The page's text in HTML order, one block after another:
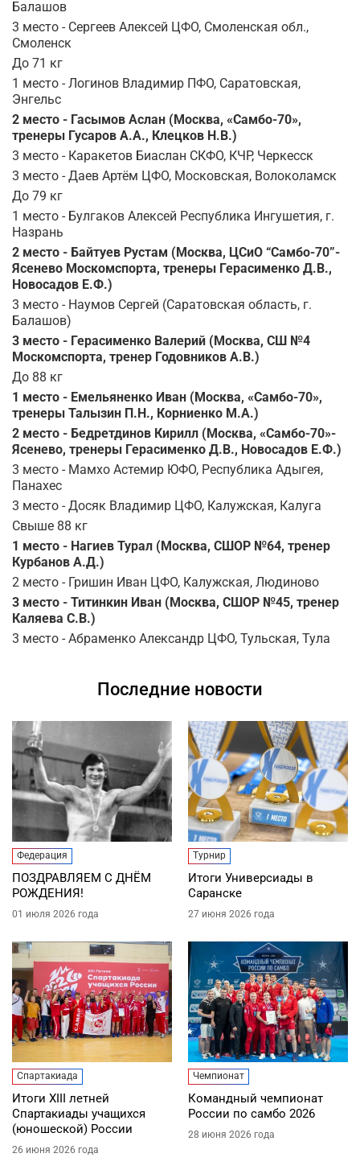
Балашов
3 место - Сергеев Алексей ЦФО, Смоленская обл.,
Смоленск
До 71 кг
1 место - Логинов Владимир ПФО, Саратовская,
Энгельс
2 место - Гасымов Аслан (Москва, «Самбо-70»,
тренеры Гусаров А.А., Клецков Н.В.)
3 место - Каракетов Биаслан СКФО, КЧР, Черкесск
3 место - Даев Артём ЦФО, Московская, Волоколамск
До 79 кг
1 место - Булгаков Алексей Республика Ингушетия, г.
Назрань
2 место - Байтуев Рустам (Москва, ЦСиО “Самбо-70”-
Ясенево Москомспорта, тренеры Герасименко Д.В.,
Новосадов Е.Ф.)
3 место - Наумов Сергей (Саратовская область, г.
Балашов)
3 место - Герасименко Валерий (Москва, СШ №4
Москомспорта, тренер Годовников А.В.)
До 88 кг
1 место - Емельяненко Иван (Москва, «Самбо-70»,
тренеры Талызин П.Н., Корниенко М.А.)
2 место - Бедретдинов Кирилл (Москва, «Самбо-70»-
Ясенево, тренеры Герасименко Д.В., Новосадов Е.Ф.)
3 место - Мамхо Астемир ЮФО, Республика Адыгея,
Панахес
3 место - Досяк Владимир ЦФО, Калужская, Калуга
Свыше 88 кг
1 место - Нагиев Турал (Москва, СШОР №64, тренер
Курбанов А.Д.)
2 место - Гришин Иван ЦФО, Калужская, Людиново
3 место - Титинкин Иван (Москва, СШОР №45, тренер
Каляева С.В.)
3 место - Абраменко Александр ЦФО, Тульская, Тула
Последние новости
Федерация
ПОЗДРАВЛЯЕМ С ДНЁМ
РОЖДЕНИЯ!
01 июля 2026 года
Турнир
Итоги Универсиады в
Саранске
27 июня 2026 года
Спартакиада
Итоги XIII летней
Спартакиады учащихся
(юношеской) России
26 июня 2026 года
Чемпионат
Командный чемпионат
России по самбо 2026
28 июня 2026 года